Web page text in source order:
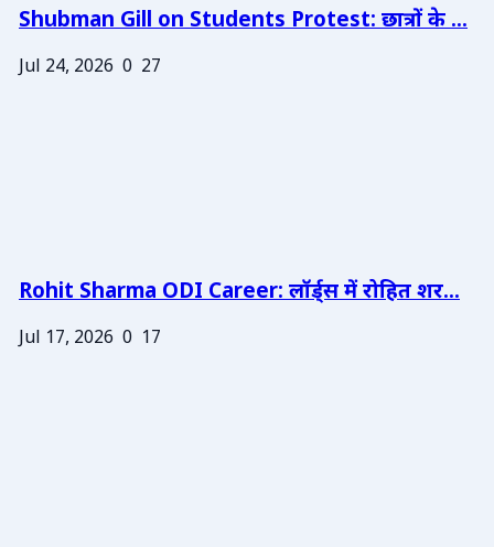
Shubman Gill on Students Protest: छात्रों के ...
Jul 24, 2026 0 27
Rohit Sharma ODI Career: लॉर्ड्स में रोहित शर...
Jul 17, 2026 0 17